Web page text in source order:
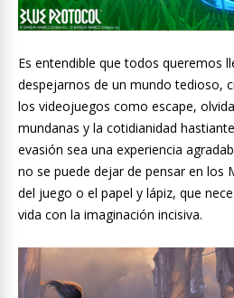
Es entendible que todos queremos
despejarnos de un mundo tedioso,
los videojuegos como escape,
mundanas y la cotidianidad
evasión sea una experiencia
no se puede dejar de pensar en los
del juego o el papel y lápiz, que
vida con la imaginación incisiva.